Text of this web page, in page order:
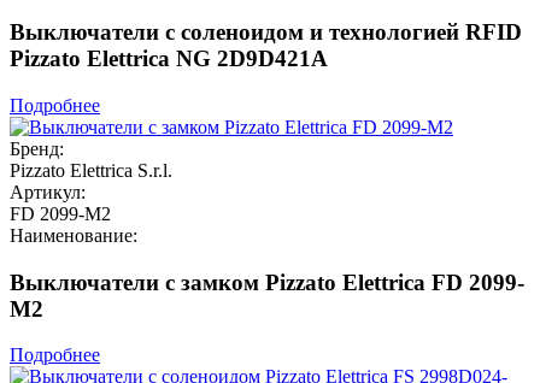
Выключатели с соленоидом и технологией RFID
Pizzato Elettrica NG 2D9D421A
Подробнее
Бренд:
Pizzato Elettrica S.r.l.
Артикул:
FD 2099-M2
Наименование:
Выключатели с замком Pizzato Elettrica FD 2099-
M2
Подробнее